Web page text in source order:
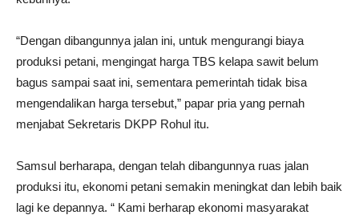
“Dengan dibangunnya jalan ini, untuk mengurangi biaya
produksi petani, mengingat harga TBS kelapa sawit belum
bagus sampai saat ini, sementara pemerintah tidak bisa
mengendalikan harga tersebut,” papar pria yang pernah
menjabat Sekretaris DKPP Rohul itu.
Samsul berharapa, dengan telah dibangunnya ruas jalan
produksi itu, ekonomi petani semakin meningkat dan lebih baik
lagi ke depannya. “ Kami berharap ekonomi masyarakat